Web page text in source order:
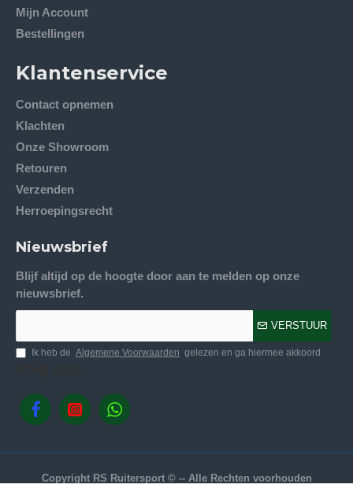
Mijn Account
Bestellingen
Klantenservice
Contact opnemen
Klachten
Onze Showroom
Retouren
Verzenden
Herroepingsrecht
Nieuwsbrief
Blijf altijd op de hoogte door aan te melden op onze
nieuwsbrief.
VERSTUUR
Ik heb de Algemene Voorwaarden gelezen en ga hiermee akkoord
Copyright RS Ruitersport © -- Alle Rechten voorhouden